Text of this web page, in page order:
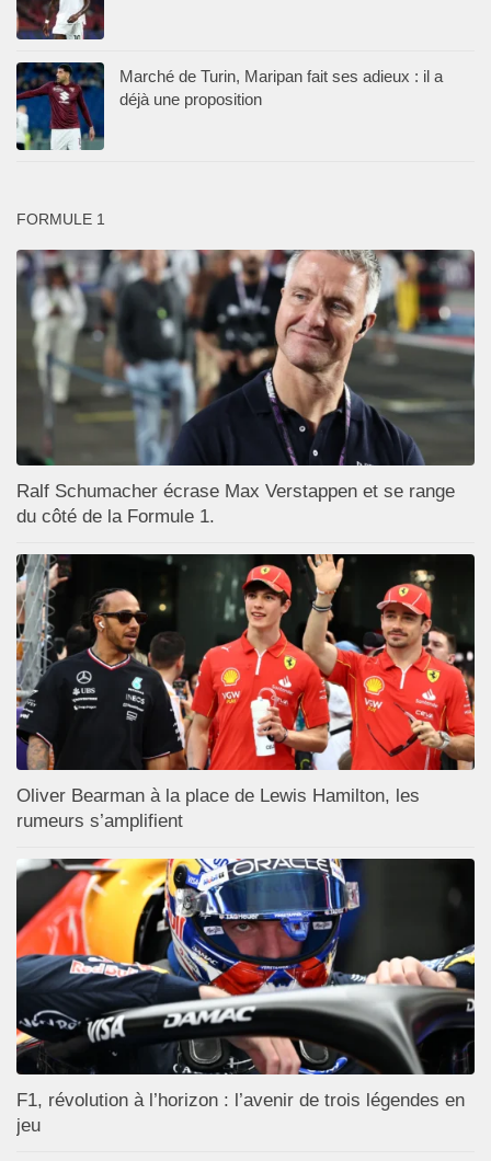
Marché de Turin, Maripan fait ses adieux : il a
déjà une proposition
FORMULE 1
Ralf Schumacher écrase Max Verstappen et se range
du côté de la Formule 1.
Oliver Bearman à la place de Lewis Hamilton, les
rumeurs s’amplifient
F1, révolution à l’horizon : l’avenir de trois légendes en
jeu